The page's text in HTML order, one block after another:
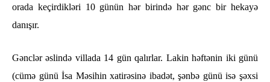
orada keçirdikləri 10 günün hər birində hər gənc bir hekayə
danışır.
Gənclər əslində villada 14 gün qalırlar. Lakin həftənin iki günü
(cümə günü İsa Məsihin xatirəsinə ibadət, şənbə günü isə şəxsi